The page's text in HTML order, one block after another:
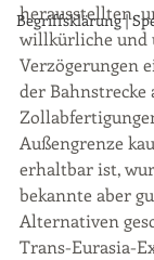
Begriffsklärung |
herausstellten,
willkürliche und
Verzögerungen
der Bahnstrecke
Außengrenze
erhaltbar ist,
bekannte aber
Alternativen
Trans-Eurasia-